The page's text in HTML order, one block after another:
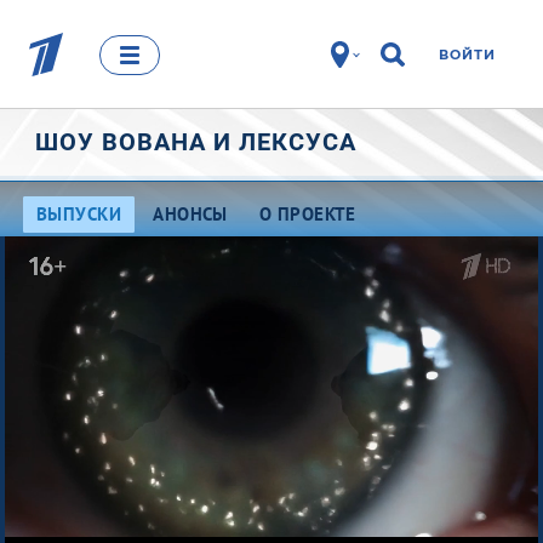
ВОЙТИ
ШОУ ВОВАНА И ЛЕКСУСА
ВЫПУСКИ АНОНСЫ О ПРОЕКТЕ